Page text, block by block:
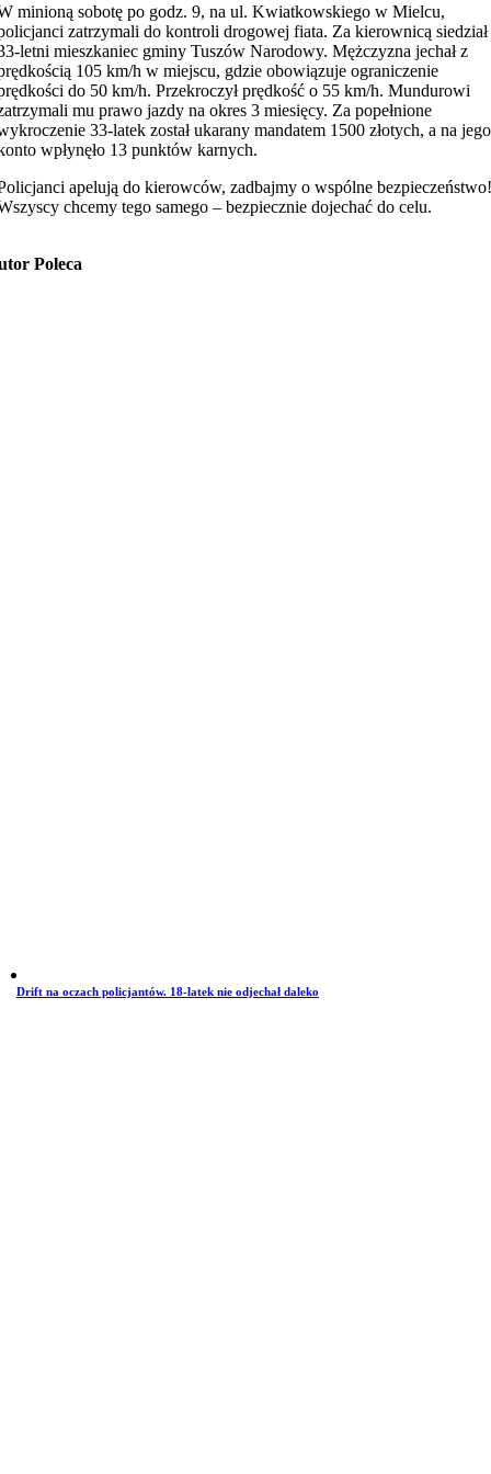
minioną sobotę po godz. 9, na ul. Kwiatkowskiego w Mielcu,
zatrzymali do kontroli drogowej fiata. Za kierownicą siedział
letni mieszkaniec gminy Tuszów Narodowy. Mężczyzna jechał z
105 km/h w miejscu, gdzie obowiązuje ograniczenie
do 50 km/h. Przekroczył prędkość o 55 km/h. Mundurowi
mu prawo jazdy na okres 3 miesięcy. Za popełnione
33-latek został ukarany mandatem 1500 złotych, a na jego
wpłynęło 13 punktów karnych.
apelują do kierowców, zadbajmy o wspólne
chcemy tego samego – bezpiecznie dojechać do celu.
Poleca
Drift na oczach policjantów. 18-latek nie odjechał daleko